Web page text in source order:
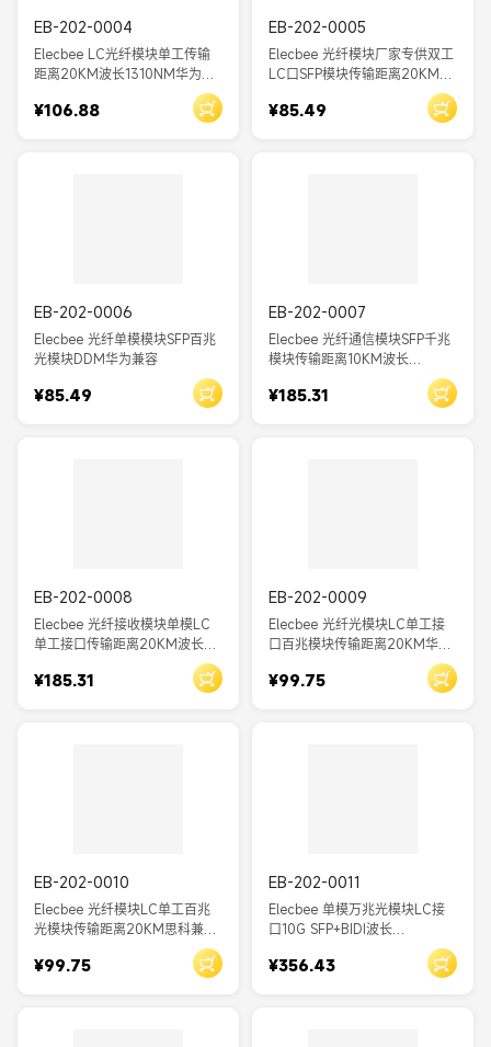
EB-202-0004
Elecbee LC光纤模块单工传输
距离20KM波长1310NM华为兼
¥106.88
EB-202-0005
Elecbee 光纤模块厂家专供双工
LC口SFP模块传输距离20KM波
¥85.49
EB-202-0006
Elecbee 光纤单模模块SFP百兆
光模块DDM华为兼容
¥85.49
EB-202-0007
Elecbee 光纤通信模块SFP千兆
模块传输距离10KM波长
¥185.31
EB-202-0008
Elecbee 光纤接收模块单模LC
单工接口传输距离20KM波长
¥185.31
EB-202-0009
Elecbee 光纤光模块LC单工接
口百兆模块传输距离20KM华为
¥99.75
EB-202-0010
Elecbee 光纤模块LC单工百兆
光模块传输距离20KM思科兼容
¥99.75
EB-202-0011
Elecbee 单模万兆光模块LC接
口10G SFP+BIDI波长
40KM
¥356.43